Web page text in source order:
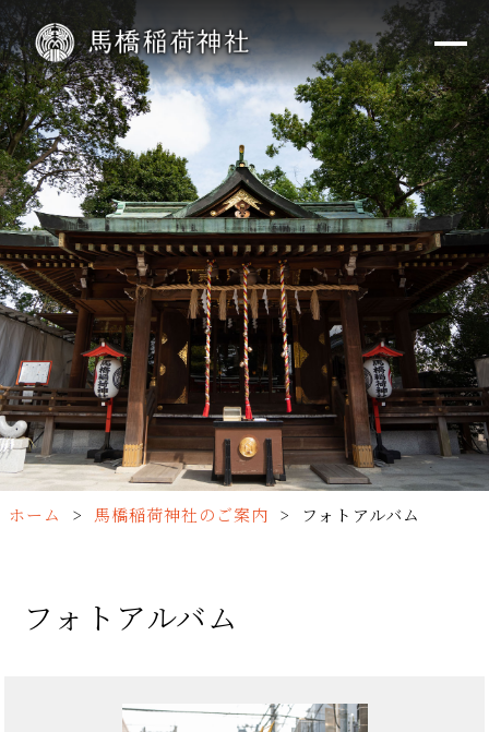
ホーム > 馬橋稲荷神社のご案内 > フォトアルバム
フォトアルバム